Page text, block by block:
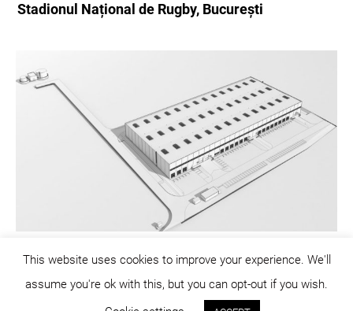
Stadionul Național de Rugby, București
This website uses cookies to improve your experience. We'll
assume you're ok with this, but you can opt-out if you wish.